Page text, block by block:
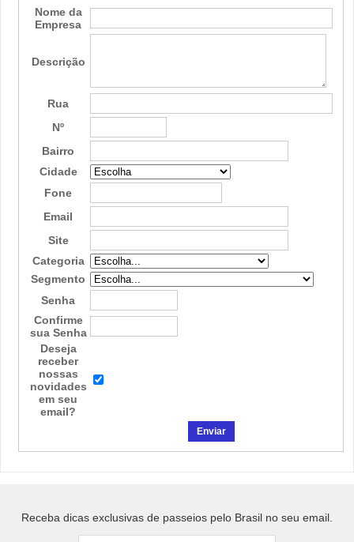
Nome da
Empresa
Descrição
Rua
Nº
Bairro
Cidade
Fone
Email
Site
Categoria
Segmento
Senha
Confirme
sua Senha
Deseja
receber
nossas
novidades
em seu
email?
Receba dicas exclusivas de passeios pelo Brasil no seu email.